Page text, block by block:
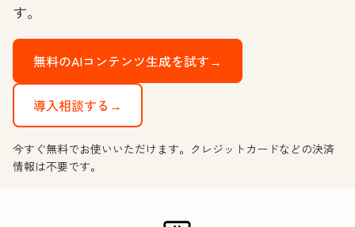
す。
無料のAIコンテンツ生成を試す→
導入相談する→
今すぐ無料でお使いいただけます。クレジットカードなどの決済
情報は不要です。